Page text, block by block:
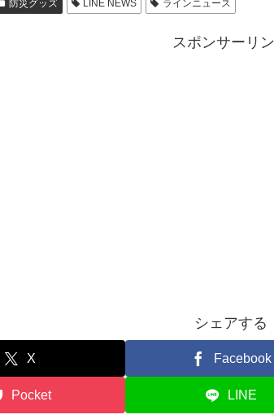
防災グッズ LINE NEWS ラインニュース
スポンサーリ
シェアする
X Facebook
Pocket LINE